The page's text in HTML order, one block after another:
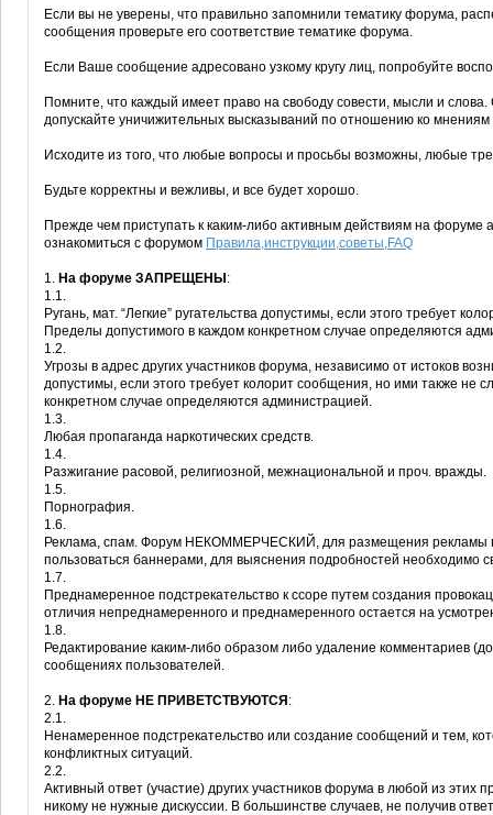
Если вы не уверены, что правильно запомнили тематику форума,
сообщения проверьте его соответствие тематике форума.
Если Ваше сообщение адресовано узкому кругу лиц, попробуйте
Помните, что каждый имеет право на свободу совести, мысли и
допускайте уничижительных высказываний по отношению ко
Исходите из того, что любые вопросы и просьбы возможны, любые
Будьте корректны и вежливы, и все будет хорошо.
Прежде чем приступать к каким-либо активным действиям на
ознакомиться с форумом Правила,инструкции,советы,FAQ
1. На форуме ЗАПРЕЩЕНЫ :
1.1.
Ругань, мат. “Легкие” ругательства допустимы, если этого требует
Пределы допустимого в каждом конкретном случае определяются
1.2.
Угрозы в адрес других участников форума, независимо от истоков
допустимы, если этого требует колорит сообщения, но ими также не
конкретном случае определяются администрацией.
1.3.
Любая пропаганда наркотических средств.
1.4.
Разжигание расовой, религиозной, межнациональной и проч. вражды.
1.5.
Порнография.
1.6.
Реклама, спам. Форум НЕКОММЕРЧЕСКИЙ, для размещения рекламы
пользоваться баннерами, для выяснения подробностей необходимо
1.7.
Преднамеренное подстрекательство к ссоре путем создания
отличия непреднамеренного и преднамеренного остается на
1.8.
Редактирование каким-либо образом либо удаление комментариев
сообщениях пользователей.
2. На форуме НЕ ПРИВЕТСТВУЮТСЯ :
2.1.
Ненамеренное подстрекательство или создание сообщений и тем,
конфликтных ситуаций.
2.2.
Активный ответ (участие) других участников форума в любой из этих
никому не нужные дискуссии. В большинстве случаев, не получив